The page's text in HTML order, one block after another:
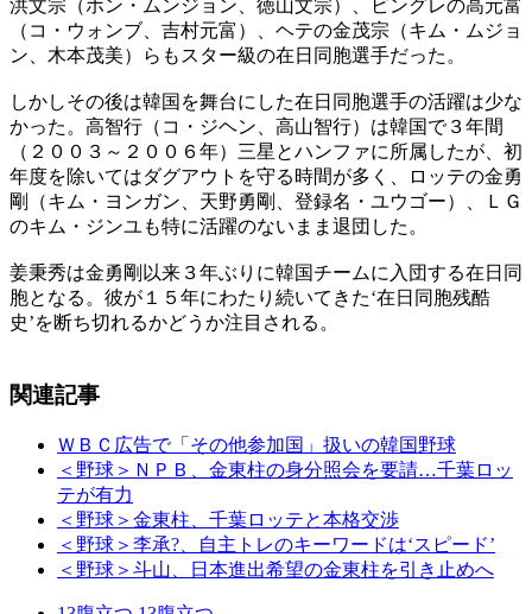
洪文宗（ホン・ムンジョン、徳山文宗）、ビングレの高元富
（コ・ウォンブ、吉村元富）、ヘテの金茂宗（キム・ムジョ
ン、木本茂美）らもスター級の在日同胞選手だった。
しかしその後は韓国を舞台にした在日同胞選手の活躍は少な
かった。高智行（コ・ジヘン、高山智行）は韓国で３年間
（２００３～２００６年）三星とハンファに所属したが、初
年度を除いてはダグアウトを守る時間が多く、ロッテの金勇
剛（キム・ヨンガン、天野勇剛、登録名・ユウゴー）、ＬＧ
のキム・ジンユも特に活躍のないまま退団した。
姜秉秀は金勇剛以来３年ぶりに韓国チームに入団する在日同
胞となる。彼が１５年にわたり続いてきた‘在日同胞残酷
史’を断ち切れるかどうか注目される。
関連記事
ＷＢＣ広告で「その他参加国」扱いの韓国野球
＜野球＞ＮＰＢ、金東柱の身分照会を要請…千葉ロッ
テが有力
＜野球＞金東柱、千葉ロッテと本格交渉
＜野球＞李承?、自主トレのキーワードは‘スピード’
＜野球＞斗山、日本進出希望の金東柱を引き止めへ